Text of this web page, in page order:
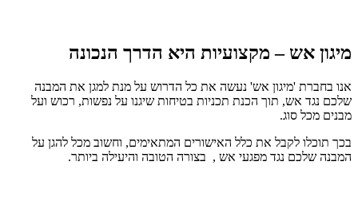
מיגון אש – מקצועיות היא הדרך הנכונה
אנו בחברת 'מיגון אש' נעשה את כל הדרוש על מנת למגן את המבנה
שלכם נגד אש, תוך הכנת תכניות בטיחות שיגנו על נפשות, רכוש ועל
מבנים מכל סוג.
בכך תוכלו לקבל את כלל האישורים המתאימים, וחשוב מכל להגן על
המבנה שלכם נגד מפגעי אש , בצורה הטובה והיעילה ביותר.